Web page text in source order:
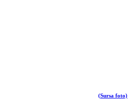
(Sursa foto)